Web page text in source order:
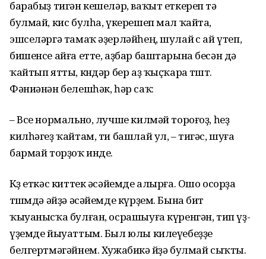
барабыҙ тигән кешеләр, ваҡыт еткереп тә
булмай, кис булһа, үкерешеп мал ҡайта,
эшселәргә тамаҡ әҙерләйһең, шулай өс ай үтеп,
бишенсе айға етте, аҙбар баштарына бесән дә
ҡайтып ятты, көндәр бер аҙ ҡыҫҡара төштө.
Фәниәнән белешһәк, һәр саҡ:
– Все нормально, лучше килмәй тороғоҙ, һеҙ
килһәгеҙ ҡайтам, ти башлай ул, – тигәс, шуға
бармай торҙоҡ инде.
Көҙ еткәс киттек әсәйемде алырға. Ошо осорҙа
төшөмдә әйҙә әсәйемде күрҙем. Бына бит
ҡыуанысҡа булған, осрашыуға күренгән, тип үҙ-
үҙемде йыуаттым. Был юлы килеүебеҙҙе
белгертмәгәйнем. Хужабикә өйҙә булмай сыҡты.